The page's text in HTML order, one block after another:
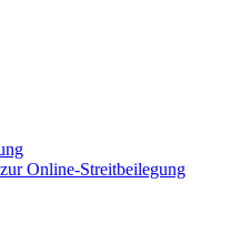
Online-Streitbeilegung